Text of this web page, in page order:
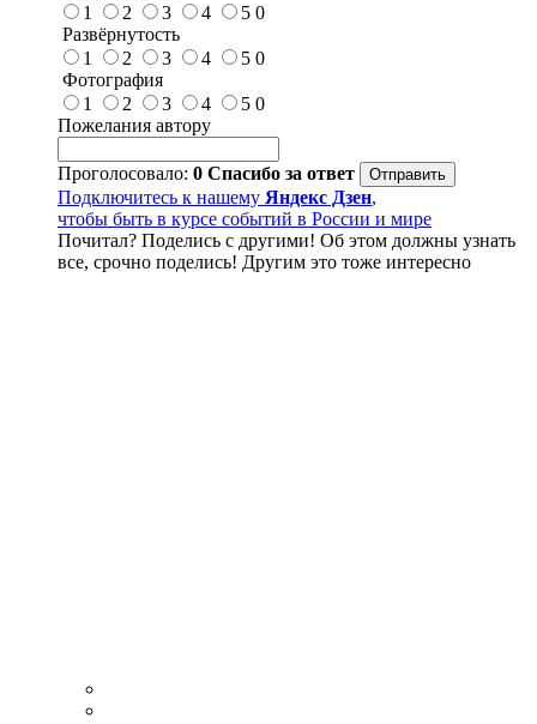
1
2 3 4 5 0
Развёрнутость
1
2 3 4 5 0
Фотография
1
2 3 4 5 0
Пожелания автору
Проголосовало: 0 Спасибо за ответ
Подключитесь к нашему Яндекс Дзен,
чтобы быть в курсе событий в России и мире
Почитал? Поделись с другими! Об этом должны узнать
все, срочно поделись! Другим это тоже интересно